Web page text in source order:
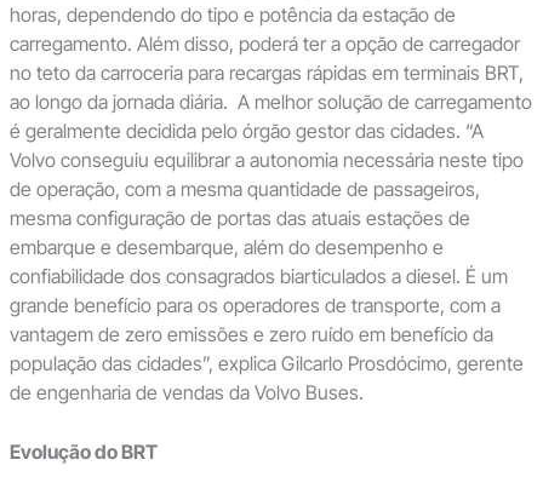
horas, dependendo do tipo e potência da estação de
carregamento. Além disso, poderá ter a opção de carregador
no teto da carroceria para recargas rápidas em terminais BRT,
ao longo da jornada diária. A melhor solução de carregamento
é geralmente decidida pelo órgão gestor das cidades. “A
Volvo conseguiu equilibrar a autonomia necessária neste tipo
de operação, com a mesma quantidade de passageiros,
mesma configuração de portas das atuais estações de
embarque e desembarque, além do desempenho e
confiabilidade dos consagrados biarticulados a diesel. É um
grande benefício para os operadores de transporte, com a
vantagem de zero emissões e zero ruído em benefício da
população das cidades”, explica Gilcarlo Prosdócimo, gerente
de engenharia de vendas da Volvo Buses.
Evolução do BRT